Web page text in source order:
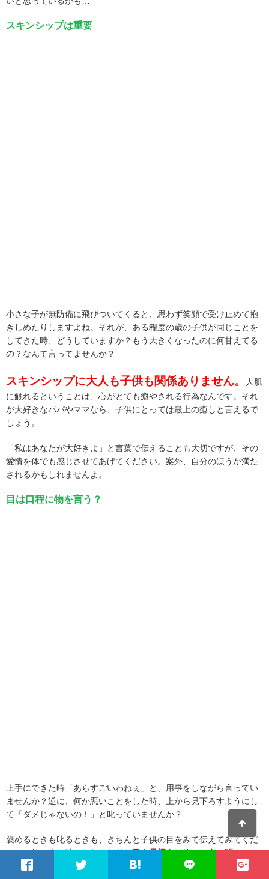
スキンシップは重要
小さな子が無防備に飛びついてくると、思わず笑顔で受け止めて抱
きしめたりしますよね。それが、ある程度の歳の子供が同じことを
してきた時、どうしていますか？もう大きくなったのに何甘えてる
の？なんて言ってませんか？
スキンシップに大人も子供も関係ありません。
人肌
に触れるということは、心がとても癒やされる行為なんです。それ
が大好きなパパやママなら、子供にとっては最上の癒しと言えるで
しょう。
「私はあなたが大好きよ」と言葉で伝えることも大切ですが、その
愛情を体でも感じさせてあげてください。案外、自分のほうが満た
されるかもしれませんよ。
目は口程に物を言う？
上手にできた時「あらすごいわねぇ」と、用事をしながら言ってい
ませんか？逆に、何か悪いことをした時、上から見下ろすようにし
て「ダメじゃないの！」と叱っていませんか？
褒めるときも叱るときも、きちんと子供の目をみて伝えてみてくだ
さい。特に叱る時は、しっかりと目を見据えて静かに言い聞かせる
ほうが、子供の心に響くといいます。